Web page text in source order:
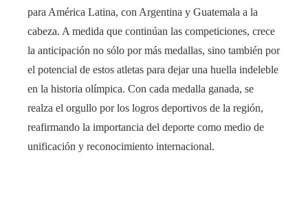
para América Latina, con Argentina y Guatemala a la
cabeza. A medida que continúan las competiciones, crece
la anticipación no sólo por más medallas, sino también por
el potencial de estos atletas para dejar una huella indeleble
en la historia olímpica. Con cada medalla ganada, se
realza el orgullo por los logros deportivos de la región,
reafirmando la importancia del deporte como medio de
unificación y reconocimiento internacional.